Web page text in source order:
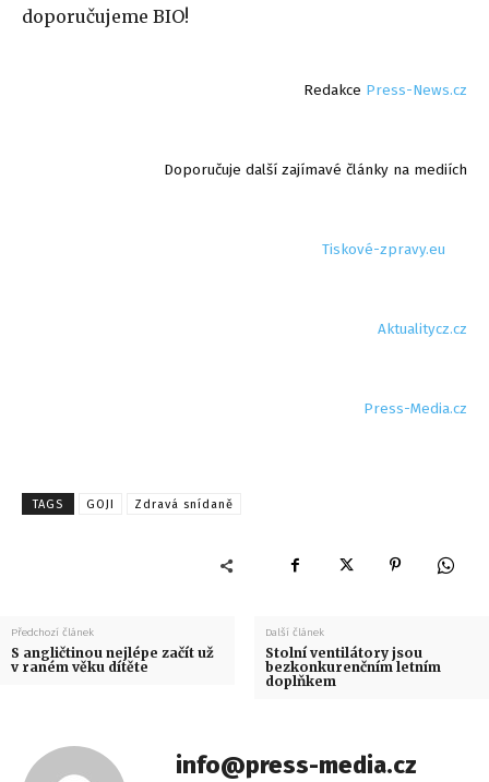
doporučujeme BIO!
Redakce Press-News.cz
Doporučuje další zajímavé články na mediích
Tiskové-zpravy.eu
Aktualitycz.cz
Press-Media.cz
TAGS GOJI Zdravá snídaně
Předchozí článek
S angličtinou nejlépe začít už
v raném věku dítěte
Další článek
Stolní ventilátory jsou
bezkonkurenčním letním
doplňkem
info@press-media.cz